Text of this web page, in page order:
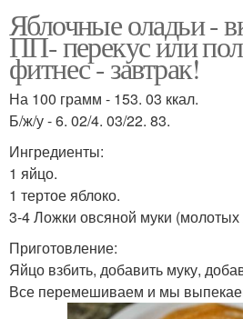
Яблочные оладьи -
ПП- перекус или
фитнес - завтрак!
На 100 грамм - 153. 03 ккал.
Б/ж/у - 6. 02/4. 03/22. 83.
Ингредиенты:
1 яйцо.
1 тертое яблоко.
3-4 Ложки овсяной муки (молотых
Приготовление:
Яйцо взбить, добавить муку,
Все перемешиваем и мы